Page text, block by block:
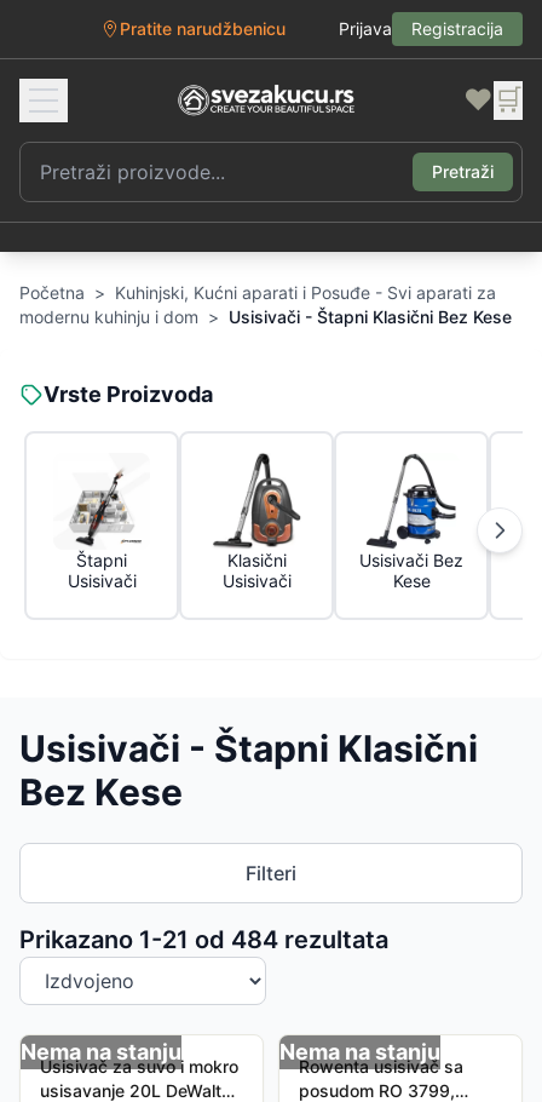
Pratite narudžbenicu Prijava Registracija
❤️ 🛒
Pretraži
Početna > Kuhinjski, Kućni aparati i Posuđe - Svi aparati za
modernu kuhinju i dom > Usisivači - Štapni Klasični Bez Kese
Vrste Proizvoda
Štapni
Usisivači
Klasični
Usisivači
Usisivači Bez
Kese
Usisivači - Štapni Klasični
Bez Kese
Filteri
Prikazano 1-21 od 484 rezultata
Sortiranje proizvoda
Nema na stanju
Usisivač za suvo i mokro
usisavanje 20L DeWalt
Nema na stanju
Rowenta usisivač sa
posudom RO 3799,